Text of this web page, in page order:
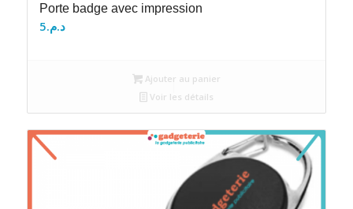
Porte badge avec impression
د.م.5
Ajouter au panier
Voir les détails